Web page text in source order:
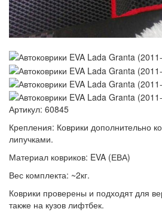
Артикул: 60845
Крепления: Коврики дополнительно
липучками.
Материал ковриков: EVA (ЕВА)
Вес комплекта: ~2кг.
Коврики проверены и подходят для
также на кузов лифтбек.